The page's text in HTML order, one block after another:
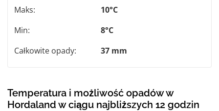
Maks:
10°C
Min:
8°C
Całkowite opady:
37 mm
Temperatura i możliwość opadów w
Hordaland w ciągu najbliższych 12 godzin